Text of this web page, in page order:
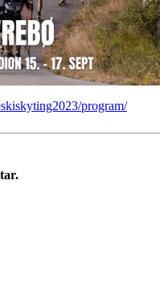
program/